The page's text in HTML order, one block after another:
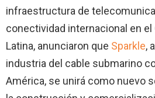
infraestructura de
conectividad internacional en el
Latina, anunciaron que Sparkle,
industria del cable submarino
América, se unirá como nuevo